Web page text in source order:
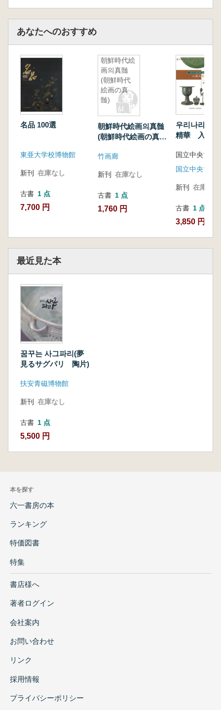
あなたへのおすすめ
名品 100選
東亜大学校博物館
新刊 在庫なし
古書 1 点
7,700 円
朝鮮時代絵
画의真髄
(朝鮮時代
絵画の真
髄)
朝鮮時代絵画의真髄
(朝鮮時代絵画の真
竹画廊
新刊 在庫なし
古書 1 点
1,760 円
우리나라 金
精華 入絲工
絲工芸)
国立中央博物
新刊 在庫なし
古書 1 点
3,850 円
最近見た本
꿈꾸는 사그파리(夢
見るサグパリ 陶片)
扶安青磁博物館
新刊 在庫なし
古書 1 点
5,500 円
本を探す
六一書房の本
ランキング
特価図書
特集
書店様へ
著者ログイン
会社案内
お問い合わせ
リンク
採用情報
プライバシーポリシー